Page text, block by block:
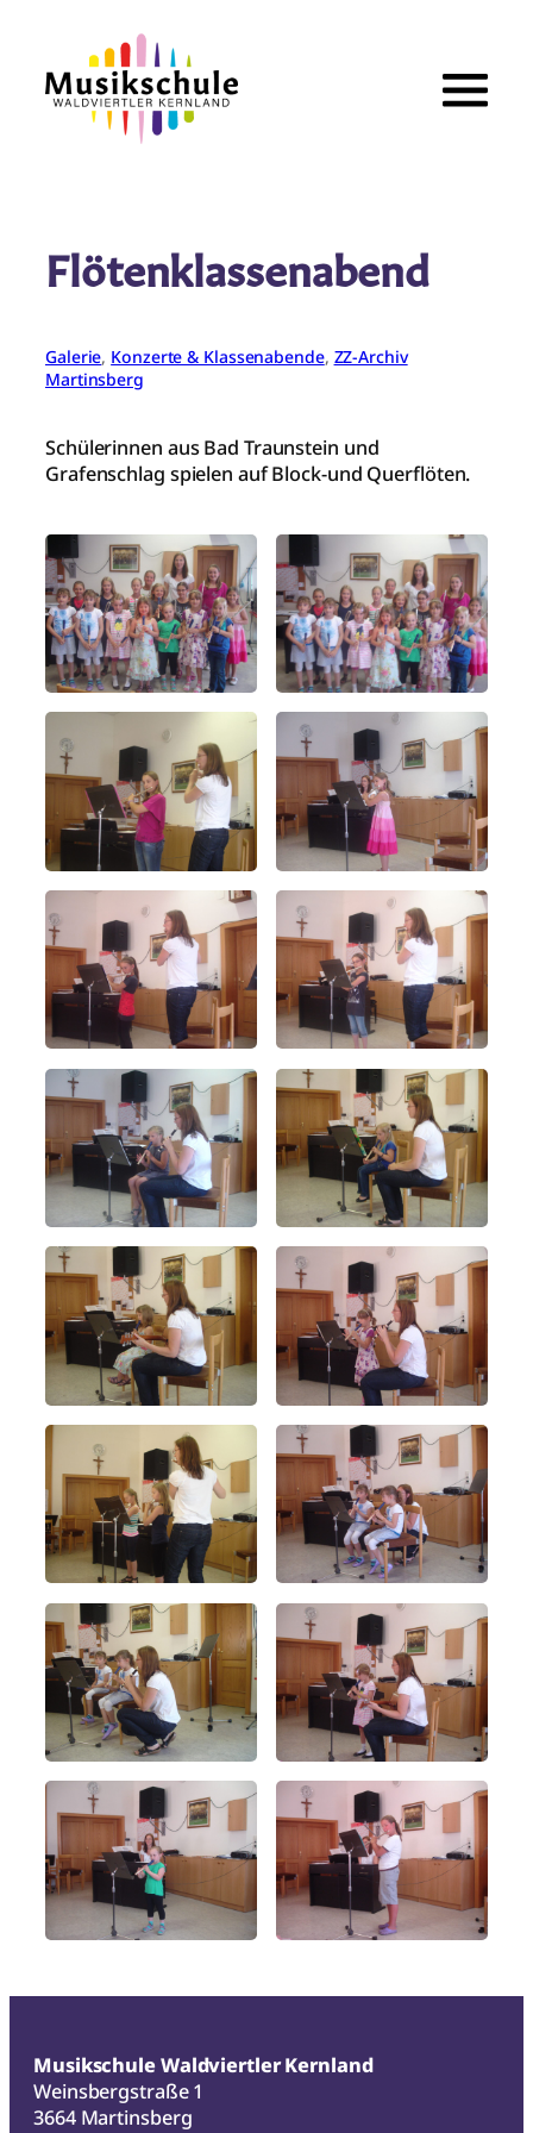
springen
Flötenklassenabend
Galerie, Konzerte & Klassenabende, ZZ-Archiv
Martinsberg
Schülerinnen aus Bad Traunstein und
Grafenschlag spielen auf Block-und Querflöten.
Musikschule Waldviertler Kernland
Weinsbergstraße 1
3664 Martinsberg